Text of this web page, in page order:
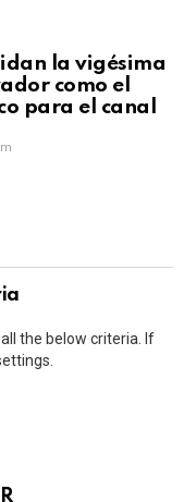
la vigésima
como el
para el canal
the below criteria. If